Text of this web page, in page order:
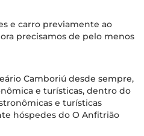
e carro previamente ao
precisamos de pelo menos
Camboriú desde sempre,
e turísticas, dentro do
e turísticas
hóspedes do O Anfitrião